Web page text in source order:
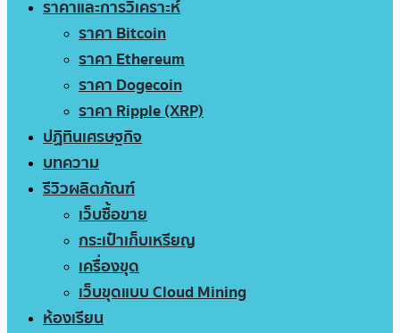
ราคาและการวิเคราะห์
ราคา Bitcoin
ราคา Ethereum
ราคา Dogecoin
ราคา Ripple (XRP)
ปฏิทินเศรษฐกิจ
บทความ
รีวิวผลิตภัณฑ์
เว็บซื้อขาย
กระเป๋าเก็บเหรียญ
เครื่องขุด
เว็บขุดแบบ Cloud Mining
ห้องเรียน